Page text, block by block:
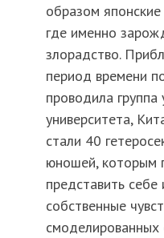
образом
где именно
злорадство.
период времени
проводила
университета,
стали 40
юношей, которым
представить
собственные
смоделированных